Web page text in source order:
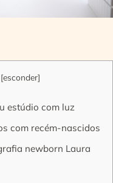
[esconder]
estúdio com luz
com recém-nascidos
newborn Laura